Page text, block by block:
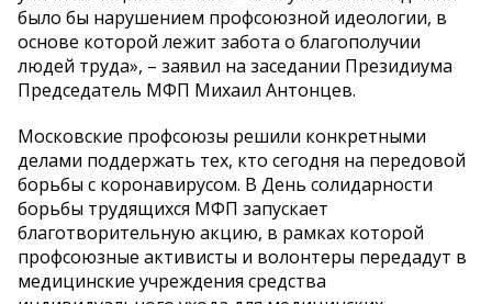
было бы нарушением профсоюзной идеологии, в
основе которой лежит забота о благополучии
людей труда», – заявил на заседании Президиума
Председатель МФП Михаил Антонцев.
Московские профсоюзы решили конкретными
делами поддержать тех, кто сегодня на передовой
борьбы с коронавирусом. В День солидарности
борьбы трудящихся МФП запускает
благотворительную акцию, в рамках которой
профсоюзные активисты и волонтеры передадут в
медицинские учреждения средства